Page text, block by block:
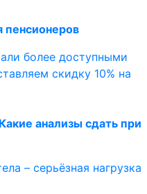
пенсионеров
более доступными
скидку 10% на
анализы сдать при
– серьёзная нагрузка